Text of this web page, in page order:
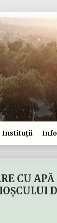
Instituții
CU